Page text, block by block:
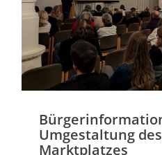
Umgestaltung
Marktplatzes